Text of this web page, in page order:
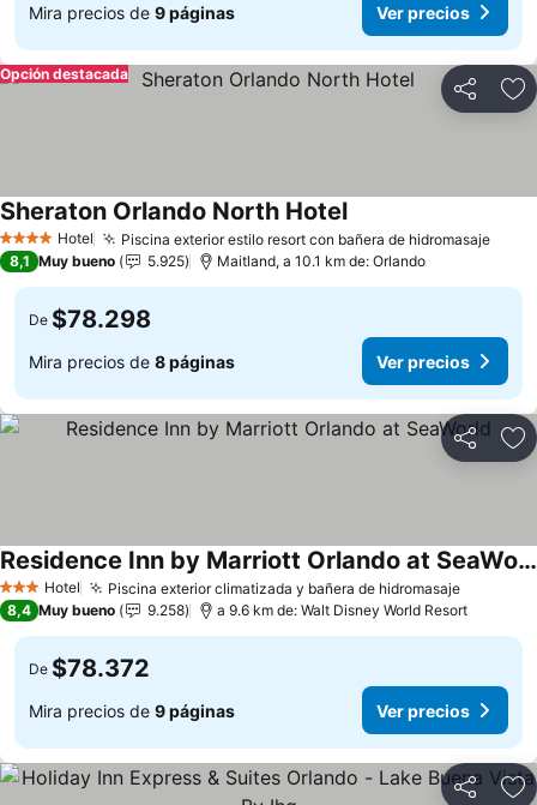
Mira precios de 9 páginas Ver precios
Compartir
Opción destacada
4 EstrellasHotel Piscina exterior estilo resort con bañera de hidromasajeVer
Sheraton Orlando North HotelVer precios
8,1 Muy bueno 5.925 Maitland, a 10.1 km de: Orlando
De $78.298
Mira precios de 8 páginas Ver precios
Compartir
3 Estrellas
Hotel Piscina exterior climatizada y bañera de hidromasajeVer
Residence Inn by Marriott Orlando at SeaWorld
Ver precios
8,4 Muy bueno 9.258 a 9.6 km de: Walt Disney World Resort
De $78.372
Mira precios de 9 páginas Ver precios
Compartir